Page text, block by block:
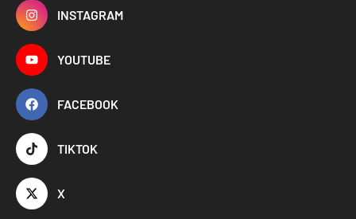
INSTAGRAM
YOUTUBE
FACEBOOK
TIKTOK
X